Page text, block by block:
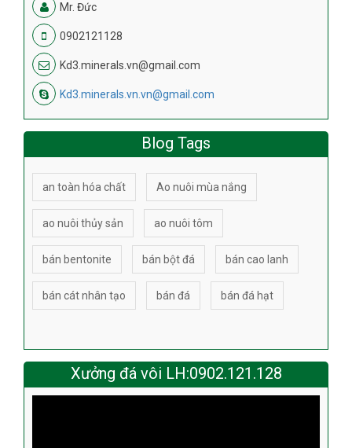
Mr. Đức
0902121128
Kd3.minerals.vn@gmail.com
Kd3.minerals.vn.vn@gmail.com
Blog Tags
an toàn hóa chất Ao nuôi mùa nắng
ao nuôi thủy sản ao nuôi tôm
bán bentonite bán bột đá bán cao lanh
bán cát nhân tạo bán đá bán đá hạt
Xưởng đá vôi LH:0902.121.128